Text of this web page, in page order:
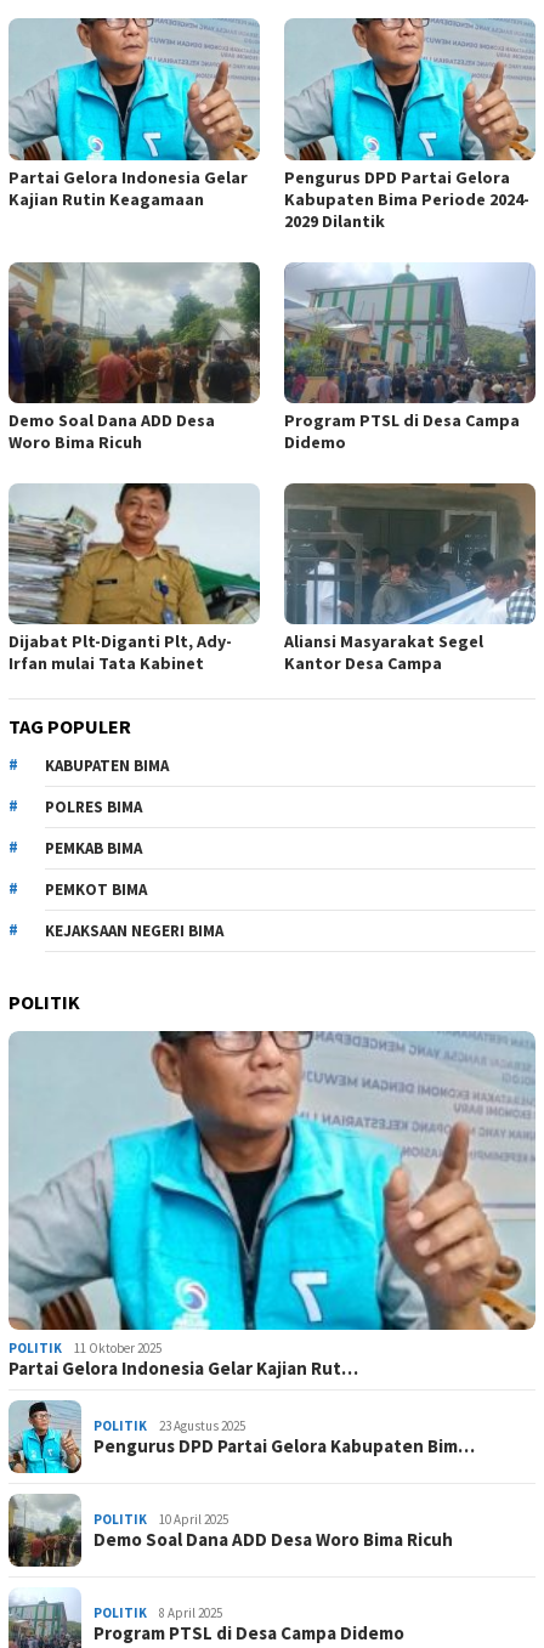
Partai Gelora Indonesia Gelar
Kajian Rutin Keagamaan
Pengurus DPD Partai Gelora
Kabupaten Bima Periode 2024-
2029 Dilantik
Demo Soal Dana ADD Desa
Woro Bima Ricuh
Program PTSL di Desa Campa
Didemo
Dijabat Plt-Diganti Plt, Ady-
Irfan mulai Tata Kabinet
Aliansi Masyarakat Segel
Kantor Desa Campa
TAG POPULER
KABUPATEN BIMA
POLRES BIMA
PEMKAB BIMA
PEMKOT BIMA
KEJAKSAAN NEGERI BIMA
POLITIK
POLITIK 11 Oktober 2025
Partai Gelora Indonesia Gelar Kajian Rut…
POLITIK 23 Agustus 2025
Pengurus DPD Partai Gelora Kabupaten Bim…
POLITIK 10 April 2025
Demo Soal Dana ADD Desa Woro Bima Ricuh
POLITIK 8 April 2025
Program PTSL di Desa Campa Didemo